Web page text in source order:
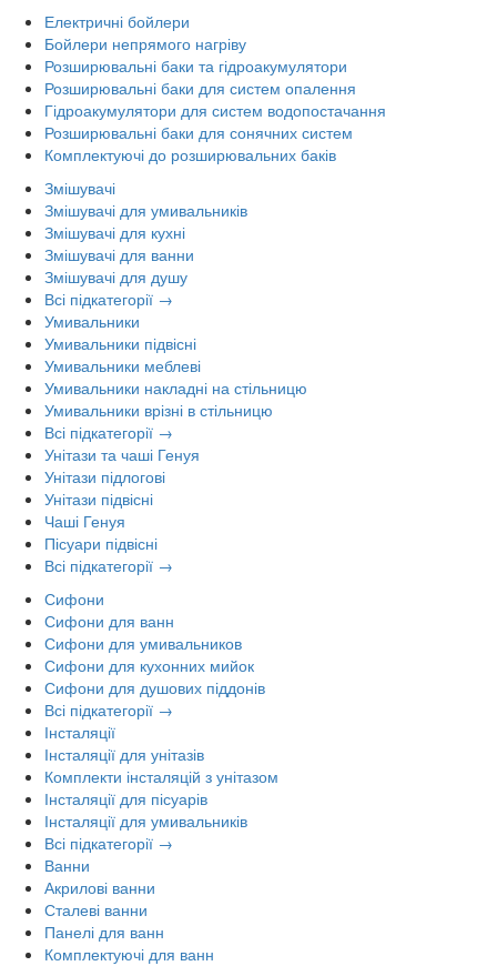
Електричні бойлери
Бойлери непрямого нагріву
Розширювальні баки та гідроакумулятори
Розширювальні баки для систем опалення
Гідроакумулятори для систем водопостачання
Розширювальні баки для сонячних систем
Комплектуючі до розширювальних баків
Змішувачі
Змішувачі для умивальників
Змішувачі для кухні
Змішувачі для ванни
Змішувачі для душу
Всі підкатегорії →
Умивальники
Умивальники підвісні
Умивальники меблеві
Умивальники накладні на стільницю
Умивальники врізні в стільницю
Всі підкатегорії →
Унітази та чаші Генуя
Унітази підлогові
Унітази підвісні
Чаші Генуя
Пісуари підвісні
Всі підкатегорії →
Сифони
Сифони для ванн
Сифони для умивальников
Сифони для кухонних мийок
Сифони для душових піддонів
Всі підкатегорії →
Інсталяції
Інсталяції для унітазів
Комплекти інсталяцій з унітазом
Інсталяції для пісуарів
Інсталяції для умивальників
Всі підкатегорії →
Ванни
Акрилові ванни
Сталеві ванни
Панелі для ванн
Комплектуючі для ванн